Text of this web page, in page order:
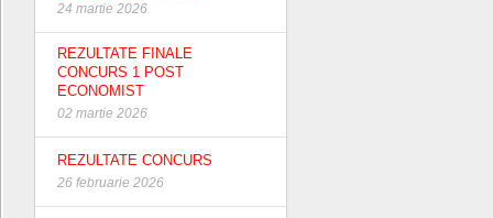
24 martie 2026
REZULTATE FINALE
CONCURS 1 POST
ECONOMIST
02 martie 2026
REZULTATE CONCURS
26 februarie 2026